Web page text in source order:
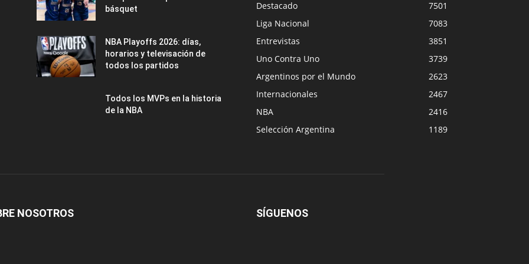
básquet
NBA Playoffs 2026: días,
horarios y televisación de
todos los partidos
Todos los MVPs en la historia
de la NBA
Destacado
7501
Liga Nacional
7083
Entrevistas
3851
Uno Contra Uno
3739
Argentinos por el Mundo
2623
Internacionales
2467
NBA
2416
Selección Argentina
1189
NOSOTROS SÍGUENOS